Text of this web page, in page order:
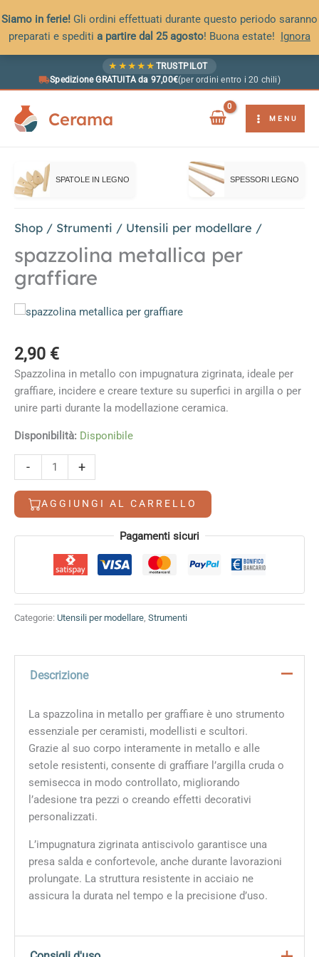
Siamo in ferie! Gli ordini effettuati durante questo periodo saranno
preparati e spediti a partire dal 25 agosto! Buona estate! Ignora
★ ★ ★ ★ ★ TRUSTPILOT
Spedizione GRATUITA da 97,00€(per ordini entro i 20 chili)
Cerama MENU
SPATOLE IN LEGNO SPESSORI LEGNO
Shop / Strumenti / Utensili per modellare /
spazzolina metallica per
graffiare
2,90 €
Spazzolina in metallo con impugnatura zigrinata, ideale per
graffiare, incidere e creare texture su superfici in argilla o per
unire parti durante la modellazione ceramica.
Disponibilità: Disponibile
-
spazzolina
metallica
per
graffiare
+
AGGIUNGI AL CARRELLO
Pagamenti sicuri
Categorie: Utensili per modellare, Strumenti
Descrizione
La spazzolina in metallo per graffiare è uno strumento
essenziale per ceramisti, modellisti e scultori.
Grazie al suo corpo interamente in metallo e alle
setole resistenti, consente di graffiare l’argilla cruda o
semisecca in modo controllato, migliorando
l’adesione tra pezzi o creando effetti decorativi
personalizzati.
L’impugnatura zigrinata antiscivolo garantisce una
presa salda e confortevole, anche durante lavorazioni
prolungate. La struttura resistente in acciaio ne
assicura la durata nel tempo e la precisione d’uso.